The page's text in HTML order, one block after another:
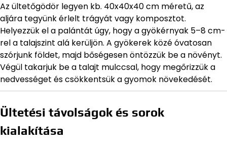
Az ültetőgödör legyen kb. 40x40x40 cm méretű, az
aljára tegyünk érlelt trágyát vagy komposztot.
Helyezzük el a palántát úgy, hogy a gyökérnyak 5–8 cm-
rel a talajszint alá kerüljön. A gyökerek közé óvatosan
szórjunk földet, majd bőségesen öntözzük be a növényt.
Végül takarjuk be a talajt mulccsal, hogy megőrizzük a
nedvességet és csökkentsük a gyomok növekedését.
Ültetési távolságok és sorok
kialakítása